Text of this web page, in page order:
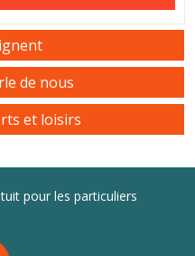
de nous
et loisirs
pour les particuliers